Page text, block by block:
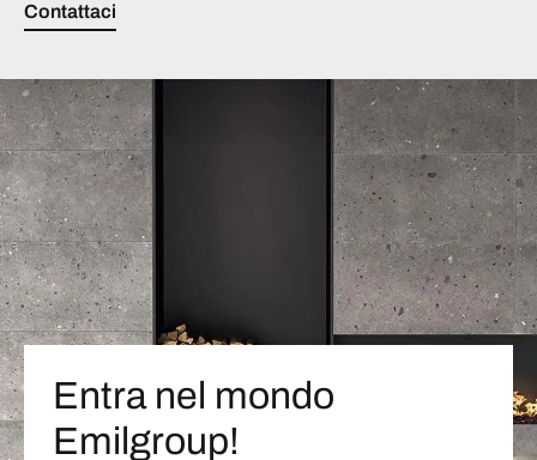
Contattaci
Entra nel mondo
Emilgroup!